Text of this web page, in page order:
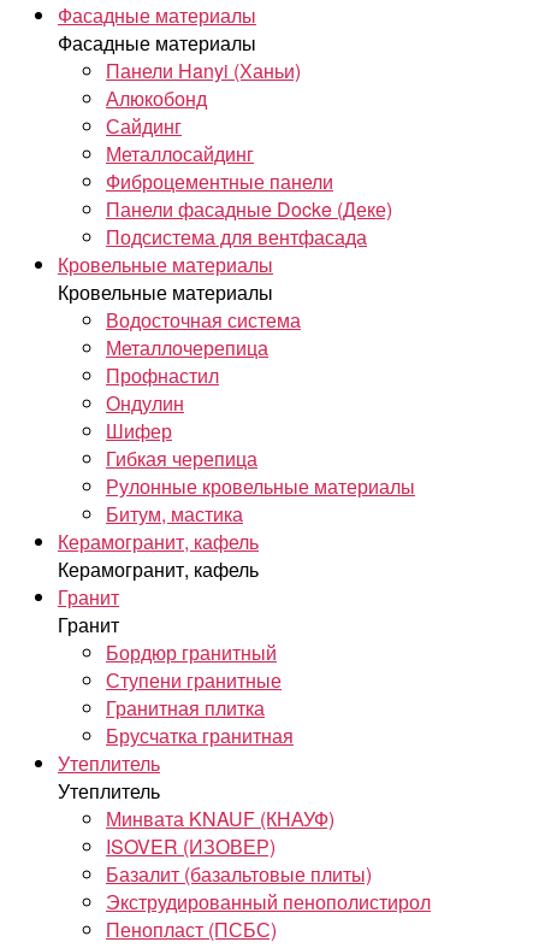
Фасадные материалы
Фасадные материалы
Панели Hanyi (Ханьи)
Алюкобонд
Сайдинг
Металлосайдинг
Фиброцементные панели
Панели фасадные Docke (Деке)
Подсистема для вентфасада
Кровельные материалы
Кровельные материалы
Водосточная система
Металлочерепица
Профнастил
Ондулин
Шифер
Гибкая черепица
Рулонные кровельные материалы
Битум, мастика
Керамогранит, кафель
Керамогранит, кафель
Гранит
Гранит
Бордюр гранитный
Ступени гранитные
Гранитная плитка
Брусчатка гранитная
Утеплитель
Утеплитель
Минвата KNAUF (КНАУФ)
ISOVER (ИЗОВЕР)
Базалит (базальтовые плиты)
Экструдированный пенополистирол
Пенопласт (ПСБС)